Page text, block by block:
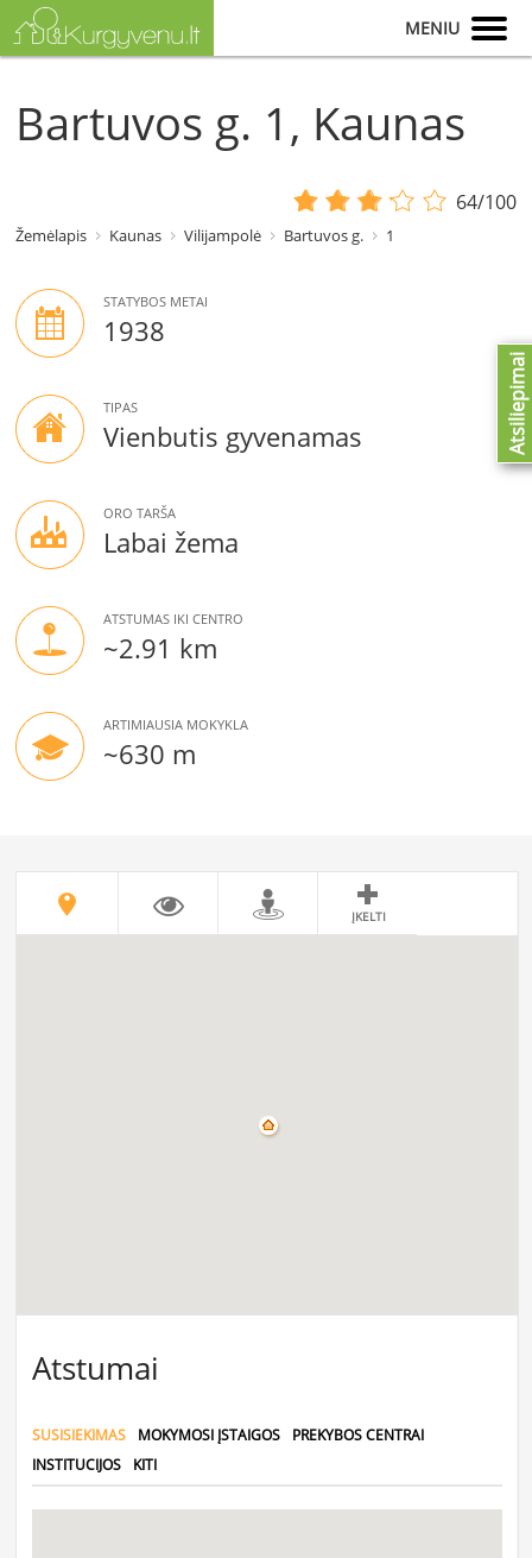
MENIU
Bartuvos g. 1, Kaunas
64/100
Žemėlapis Kaunas Vilijampolė Bartuvos g. 1
STATYBOS METAI
1938
TIPAS
Vienbutis gyvenamas
ORO TARŠA
Labai žema
ATSTUMAS IKI CENTRO
~2.91 km
ARTIMIAUSIA MOKYKLA
~630 m
ĮKELTI
Atstumai
SUSISIEKIMAS MOKYMOSI ĮSTAIGOS
PREKYBOS CENTRAI
INSTITUCIJOS
KITI
Atsiliepimai